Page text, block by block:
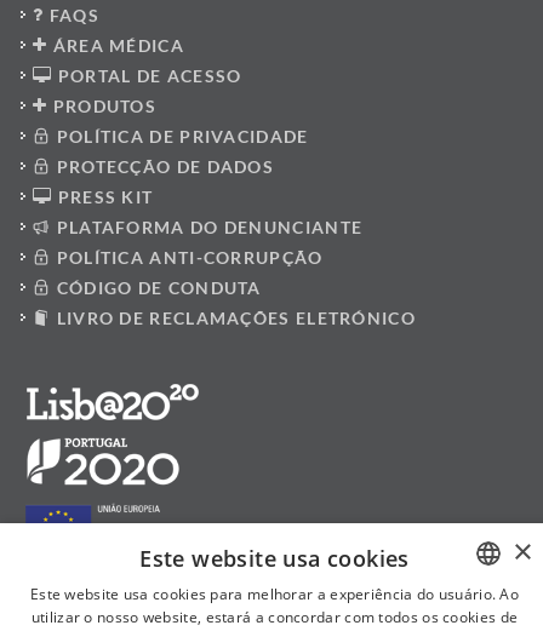
FAQS
ÁREA MÉDICA
PORTAL DE ACESSO
PRODUTOS
POLÍTICA DE PRIVACIDADE
PROTECÇÃO DE DADOS
PRESS KIT
PLATAFORMA DO DENUNCIANTE
POLÍTICA ANTI-CORRUPÇÃO
CÓDIGO DE CONDUTA
LIVRO DE RECLAMAÇÕES ELETRÓNICO
PORTUGUESE
×
Este website usa cookies
Este website usa cookies para melhorar a experiência do usuário. Ao
utilizar o nosso website, estará a concordar com todos os cookies de